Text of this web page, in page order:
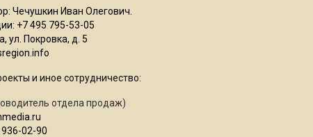
Чечушкин Иван Олегович.
+7 495 795-53-05
ул. Покровка, д. 5
и иное сотрудничество:
отдела продаж)
936-02-90